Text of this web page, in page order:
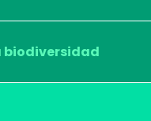
biodiversidad